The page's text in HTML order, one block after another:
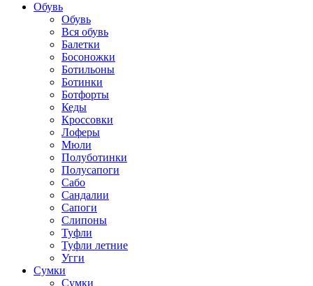
Обувь
Обувь
Вся обувь
Балетки
Босоножки
Ботильоны
Ботинки
Ботфорты
Кеды
Кроссовки
Лоферы
Мюли
Полуботинки
Полусапоги
Сабо
Сандалии
Сапоги
Слипоны
Туфли
Туфли летние
Угги
Сумки
Сумки